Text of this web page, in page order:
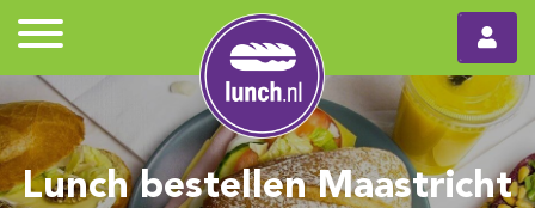
Lunch bestellen Maastricht